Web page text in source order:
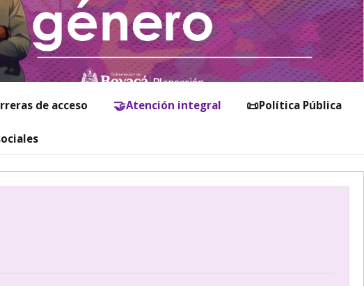
de acceso 🤝Atención integral 📜Política Pública